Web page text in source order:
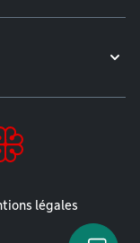
légales